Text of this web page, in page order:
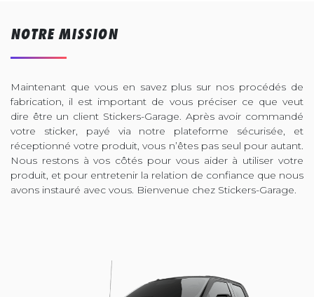
NOTRE MISSION
Maintenant que vous en savez plus sur nos procédés de
fabrication, il est important de vous préciser ce que veut
dire être un client Stickers-Garage. Après avoir commandé
votre sticker, payé via notre plateforme sécurisée, et
réceptionné votre produit, vous n’êtes pas seul pour autant.
Nous restons à vos côtés pour vous aider à utiliser votre
produit, et pour entretenir la relation de confiance que nous
avons instauré avec vous. Bienvenue chez Stickers-Garage.